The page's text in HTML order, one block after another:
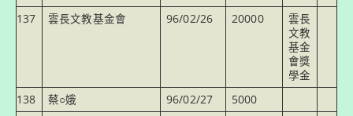
137
雲長文教基金會 96/02/26 20000
雲長
文教
基金
會獎
學金
138
蔡○娥 96/02/27
5000